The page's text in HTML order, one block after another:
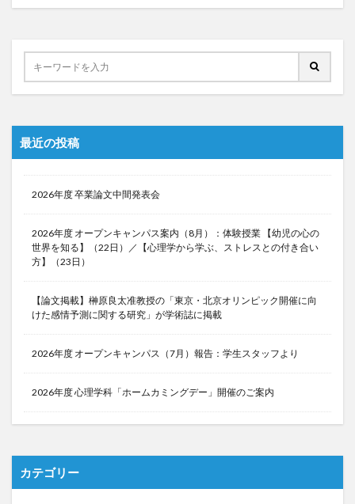
最近の投稿
2026年度 卒業論文中間発表会
2026年度 オープンキャンパス案内（8月）：体験授業 【幼児の心の
世界を知る】（22日）／【心理学から学ぶ、ストレスとの付き合い
方】（23日）
【論文掲載】榊原良太准教授の「東京・北京オリンピック開催に向
けた感情予測に関する研究」が学術誌に掲載
2026年度 オープンキャンパス（7月）報告：学生スタッフより
2026年度 心理学科「ホームカミングデー」開催のご案内
カテゴリー